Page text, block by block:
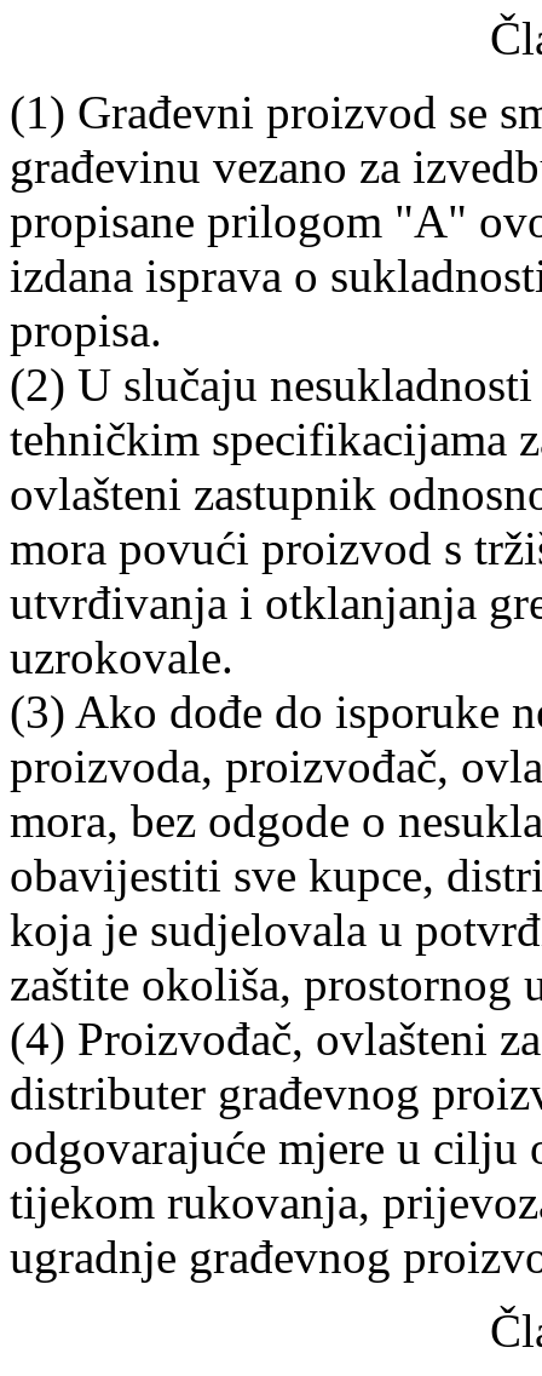
(1) Građevni proizvod se
građevinu vezano za
propisane prilogom "A"
izdana isprava o
propisa.
(2) U slučaju
tehničkim specifikacijama
ovlašteni zastupnik
mora povući proizvod s
utvrđivanja i otklanjanja
uzrokovale.
(3) Ako dođe do isporuke
proizvoda, proizvođač,
mora, bez odgode o
obavijestiti sve kupce,
koja je sudjelovala u
zaštite okoliša, prostornog
(4) Proizvođač, ovlašteni
distributer građevnog
odgovarajuće mjere u cilju
tijekom rukovanja,
ugradnje građevnog